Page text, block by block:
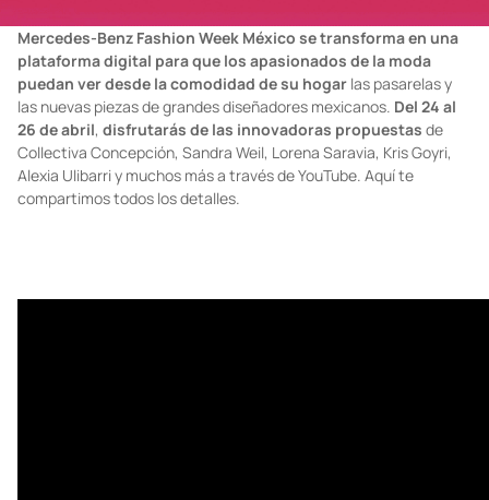
Mercedes-Benz Fashion Week México se transforma en una
plataforma digital para que los apasionados de la moda
puedan ver desde la comodidad de su hogar las pasarelas y
las nuevas piezas de grandes diseñadores mexicanos. Del 24 al
26 de abril, disfrutarás de las innovadoras propuestas de
Collectiva Concepción, Sandra Weil, Lorena Saravia, Kris Goyri,
Alexia Ulibarri y muchos más a través deYouTube. Aquí te
compartimos todos los detalles.